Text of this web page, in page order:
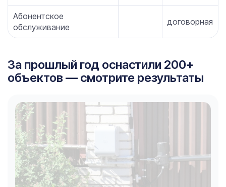
Абонентское
обслуживание
договорная
За прошлый год оснастили 200+
объектов — смотрите результаты